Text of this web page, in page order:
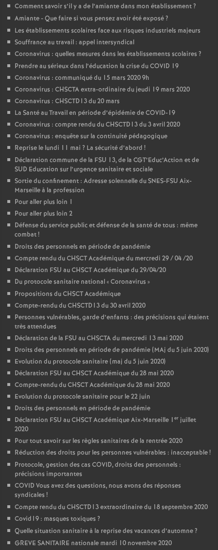
Comment savoir s’il y a de l’amiante dans mon établissement?
Amiante - Que faire si vous pensez avoir été exposé?
Les établissements scolaires face aux risques industriels majeurs
Souffrance au travail : appel intersyndical
Coronavirus : quelles mesures dans les établissements scolaires ?
Prendre au sérieux dans l’éducation la crise du COVID 19
Coronavirus : communiqué du 15 mars 2020 9h
Coronavirus : CHSCTA extra-ordinaire du jeudi 19 mars 2020
Coronavirus : CHSCTD13 du 20 mars
La Santé au Travail en période d’épidémie de COVID-19
Coronavirus : compte rendu du CHSCTD13 du 3 avril 2020
Coronavirus : enquête sur la continuité pédagogique
Reprise le lundi 11 mai ? La sécurité d’abord !
Déclaration commune de la FSU 13, de la CGT’Educ’Action et de
SUD Education sur l’urgence sanitaire et sociale
Sortie du confinement : Adresse solennelle du SNES-FSU Aix-
Marseille à la profession
Pour aller plus loin 1
Pour aller plus loin 2
Défense du service public et défense de la santé de tous : même
combat!
Droits des personnels en période de pandémie
Compte rendu du CHSCT Académique du mercredi 29 / 04 /20
Déclaration FSU au CHSCT Académique du 29/04/20
Du protocole sanitaire national «Coronavirus »
Propositions du CHSCT Académique
Compte-rendu du CHSCTD13 du 30 avril 2020
Personnes vulnérables, garde d’enfants : des précisions qui étaient
très attendues
Déclaration de la FSU au CHSCTA du mercredi 13 mai 2020
Droits des personnels en période de pandémie (MAj du 5 juin 2020)
Evolution du protocole sanitaire (maj du 5 juin 2020)
Déclaration FSU au CHSCT Académique du 28 mai 2020
Compte-rendu du CHSCT Académique du 28 mai 2020
Evolution du protocole sanitaire pour le 22 juin
Droits des personnels en période de pandémie
Déclaration FSU au CHSCT Académique Aix-Marseille 1 er juillet
2020
Pour tout savoir sur les règles sanitaires de la rentrée 2020
Réduction des droits pour les personnes vulnérables : inacceptable!
Protocole, gestion des cas COVID, droits des personnels :
précisions importantes
COVID Vous avez des questions, nous avons des réponses
syndicales !
Compte rendu du CHSCTD13 extraordinaire du 18 septembre 2020
Covid19 : masques toxiques ?
Quelle situation sanitaire à la reprise des vacances d’automne?
GREVE SANITAIRE nationale mardi 10 novembre 2020